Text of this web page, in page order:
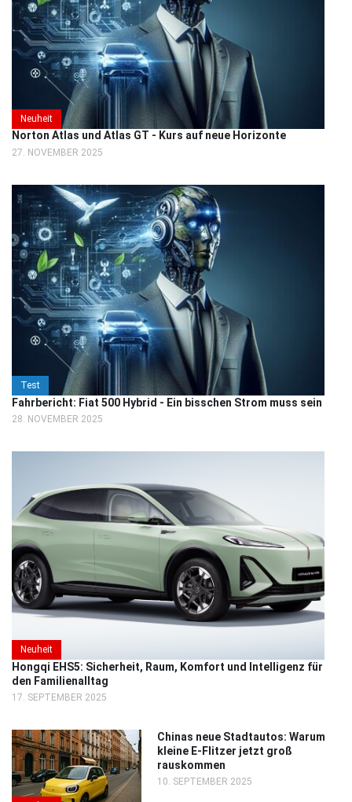
Neuheit
Norton Atlas und Atlas GT - Kurs auf neue Horizonte
27. NOVEMBER 2025
Test
Fahrbericht: Fiat 500 Hybrid - Ein bisschen Strom muss sein
28. NOVEMBER 2025
Neuheit
Hongqi EHS5: Sicherheit, Raum, Komfort und Intelligenz für
den Familienalltag
17. SEPTEMBER 2025
Chinas neue Stadtautos: Warum
kleine E-Flitzer jetzt groß
rauskommen
10. SEPTEMBER 2025